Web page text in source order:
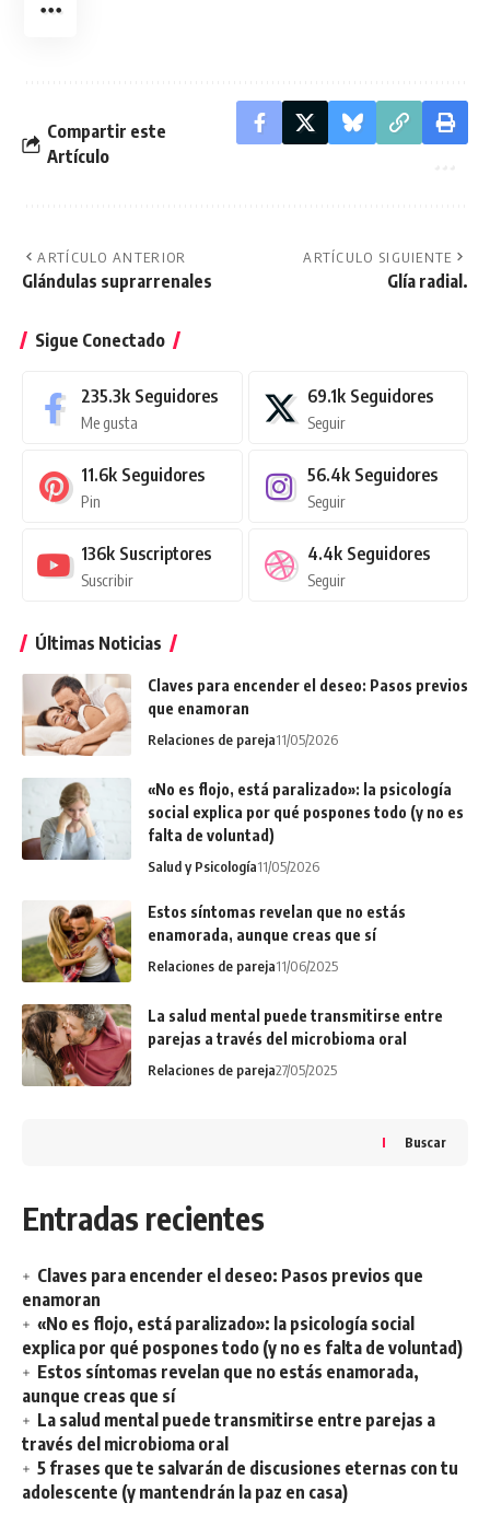
Compartir este
Artículo
ARTÍCULO ANTERIOR
Glándulas suprarrenales
ARTÍCULO SIGUIENTE
Glía radial.
Sigue Conectado
235.3k Seguidores
Me gusta
69.1k Seguidores
Seguir
11.6k Seguidores
Pin
56.4k Seguidores
Seguir
136k Suscriptores
Suscribir
4.4k Seguidores
Seguir
Últimas Noticias
Claves para encender el deseo: Pasos previos
que enamoran
Relaciones de pareja11/05/2026
«No es flojo, está paralizado»: la psicología
social explica por qué pospones todo (y no es
falta de voluntad)
Salud y Psicología11/05/2026
Estos síntomas revelan que no estás
enamorada, aunque creas que sí
Relaciones de pareja11/06/2025
La salud mental puede transmitirse entre
parejas a través del microbioma oral
Relaciones de pareja27/05/2025
Buscar
Entradas recientes
Claves para encender el deseo: Pasos previos que
enamoran
«No es flojo, está paralizado»: la psicología social
explica por qué pospones todo (y no es falta de voluntad)
Estos síntomas revelan que no estás enamorada,
aunque creas que sí
La salud mental puede transmitirse entre parejas a
través del microbioma oral
5 frases que te salvarán de discusiones eternas con tu
adolescente (y mantendrán la paz en casa)